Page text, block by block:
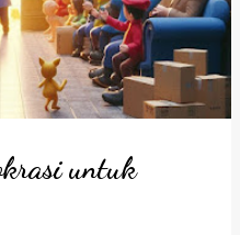
untuk